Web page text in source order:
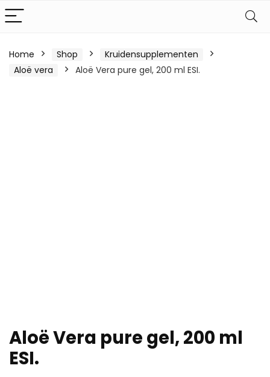
Home Shop
Kruidensupplementen
Aloë vera
Aloë Vera pure gel, 200 ml ESI.
Aloë Vera pure gel, 200 ml
ESI.